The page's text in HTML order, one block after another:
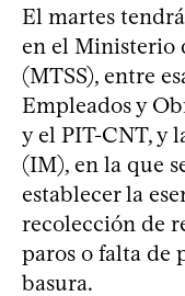
El martes
en el Ministerio
(MTSS), entre
Empleados y
y el PIT-CNT, y
(IM), en la que
establecer la
recolección de
paros o falta de
basura.